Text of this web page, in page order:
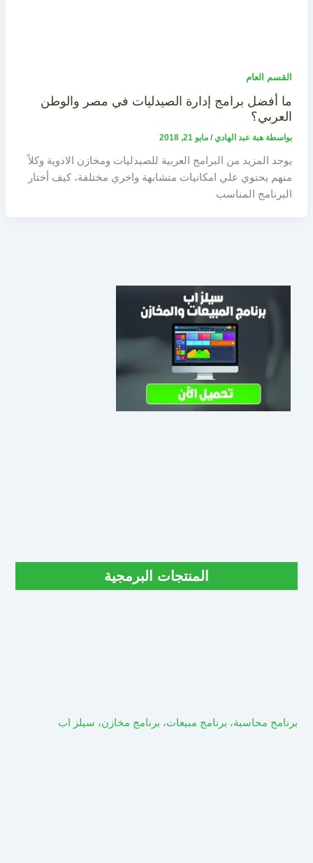
القسم العام
ما أفضل برامج إدارة الصيدليات في مصر والوطن
العربي؟
بواسطة هبة عبد الهادي/ مايو 21, 2018
يوجد المزيد من البرامج العربية للصيدليات ومخازن الادوية وكلاً
منهم يحتوي علي امكانيات متشابهة واخري مختلفة، كيف أختار
البرنامج المناسب
المنتجات البرمجية
برنامج محاسبة، برنامج مبيعات، برنامج مخازن، سيلز اب